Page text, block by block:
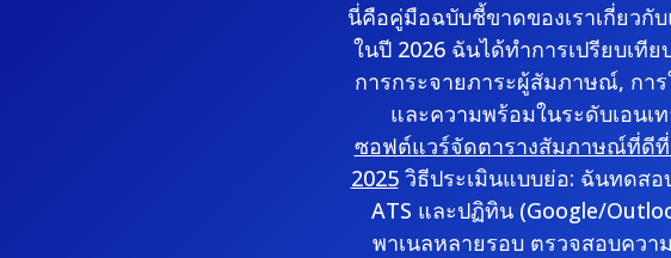
นี่คือคู่มือฉบับชี้ขาดของเราเกี่ยว
ในปี 2026 ฉันได้ทำการเปรียบเที
การกระจายภาระผู้สัมภาษณ์, กา
และความพร้อมในระดับเอน
ซอฟต์แวร์จัดตารางสัมภาษณ์ที่ดีที่
2025วิธีประเมินแบบย่อ: ฉันทดสอ
ATS และปฏิทิน (Google/
พาเนลหลายรอบ ตรวจสอบควา